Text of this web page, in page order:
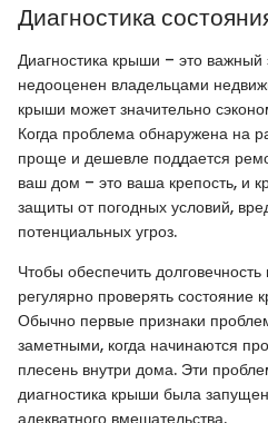
Диагностика
Диагностика крыши – это важный
недооценен владельцами
крыши может значительно
Когда проблема обнаружена на
проще и дешевле поддается
ваш дом – это ваша крепость, и
защиты от погодных условий,
потенциальных угроз.
Чтобы обеспечить
регулярно проверять состояние
Обычно первые признаки
заметными, когда начинаются
плесень внутри дома. Эти
диагностика крыши была
адекватного вмешательства.